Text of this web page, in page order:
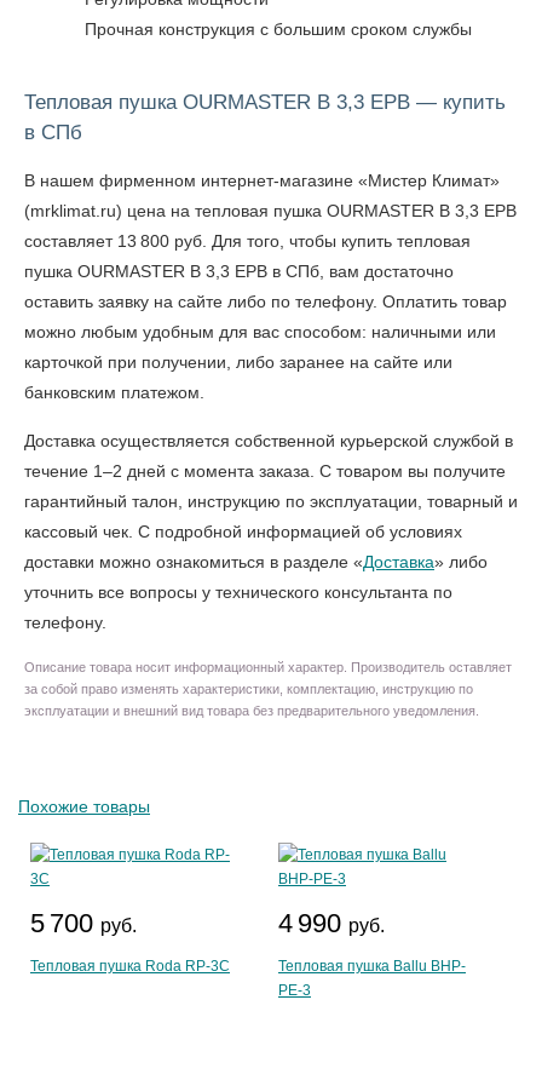
Прочная конструкция с большим сроком службы
Тепловая пушка OURMASTER B 3,3 EPB — купить
в СПб
В нашем фирменном интернет-магазине «Мистер Климат»
(mrklimat.ru) цена на тепловая пушка OURMASTER B 3,3 EPB
составляет 13 800 руб. Для того, чтобы купить тепловая
пушка OURMASTER B 3,3 EPB в СПб , вам достаточно
оставить заявку на сайте либо по телефону. Оплатить товар
можно любым удобным для вас способом: наличными или
карточкой при получении, либо заранее на сайте или
банковским платежом.
Доставка осуществляется собственной курьерской службой в
течение 1–2 дней с момента заказа. С товаром вы получите
гарантийный талон, инструкцию по эксплуатации, товарный и
кассовый чек. С подробной информацией об условиях
доставки можно ознакомиться в разделе «Доставка» либо
уточнить все вопросы у технического консультанта по
телефону.
Описание товара носит информационный характер. Производитель оставляет
за собой право изменять характеристики, комплектацию, инструкцию по
эксплуатации и внешний вид товара без предварительного уведомления.
Похожие товары
5 700 руб.
Тепловая пушка Roda RP-3C
4 990 руб.
Тепловая пушка Ballu BHP-
PE-3